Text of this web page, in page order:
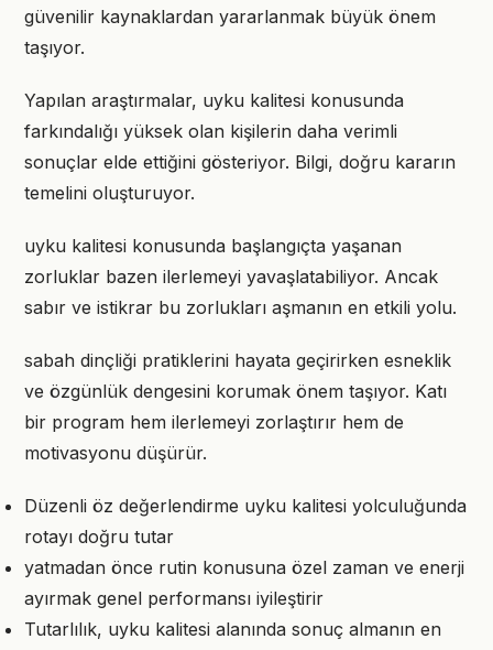
güvenilir kaynaklardan yararlanmak büyük önem
taşıyor.
Yapılan araştırmalar, uyku kalitesi konusunda
farkındalığı yüksek olan kişilerin daha verimli
sonuçlar elde ettiğini gösteriyor. Bilgi, doğru kararın
temelini oluşturuyor.
uyku kalitesi konusunda başlangıçta yaşanan
zorluklar bazen ilerlemeyi yavaşlatabiliyor. Ancak
sabır ve istikrar bu zorlukları aşmanın en etkili yolu.
sabah dinçliği pratiklerini hayata geçirirken esneklik
ve özgünlük dengesini korumak önem taşıyor. Katı
bir program hem ilerlemeyi zorlaştırır hem de
motivasyonu düşürür.
Düzenli öz değerlendirme uyku kalitesi yolculuğunda
rotayı doğru tutar
yatmadan önce rutin konusuna özel zaman ve enerji
ayırmak genel performansı iyileştirir
Tutarlılık, uyku kalitesi alanında sonuç almanın en